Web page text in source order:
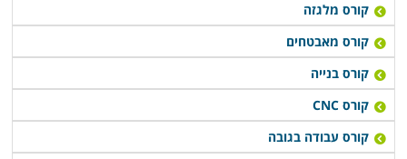
קורס מלגזה
קורס מאבטחים
קורס בנייה
קורס CNC
קורס עבודה בגובה